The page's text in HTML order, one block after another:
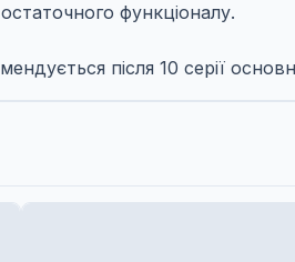
функціоналу.
після 10 серії